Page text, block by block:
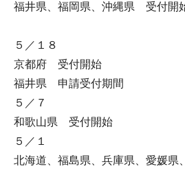
福井県、福岡県、沖縄県 受付開
５／１８
京都府 受付開始
福井県 申請受付期間
５／７
和歌山県 受付開始
５／１
北海道、福島県、兵庫県、愛媛